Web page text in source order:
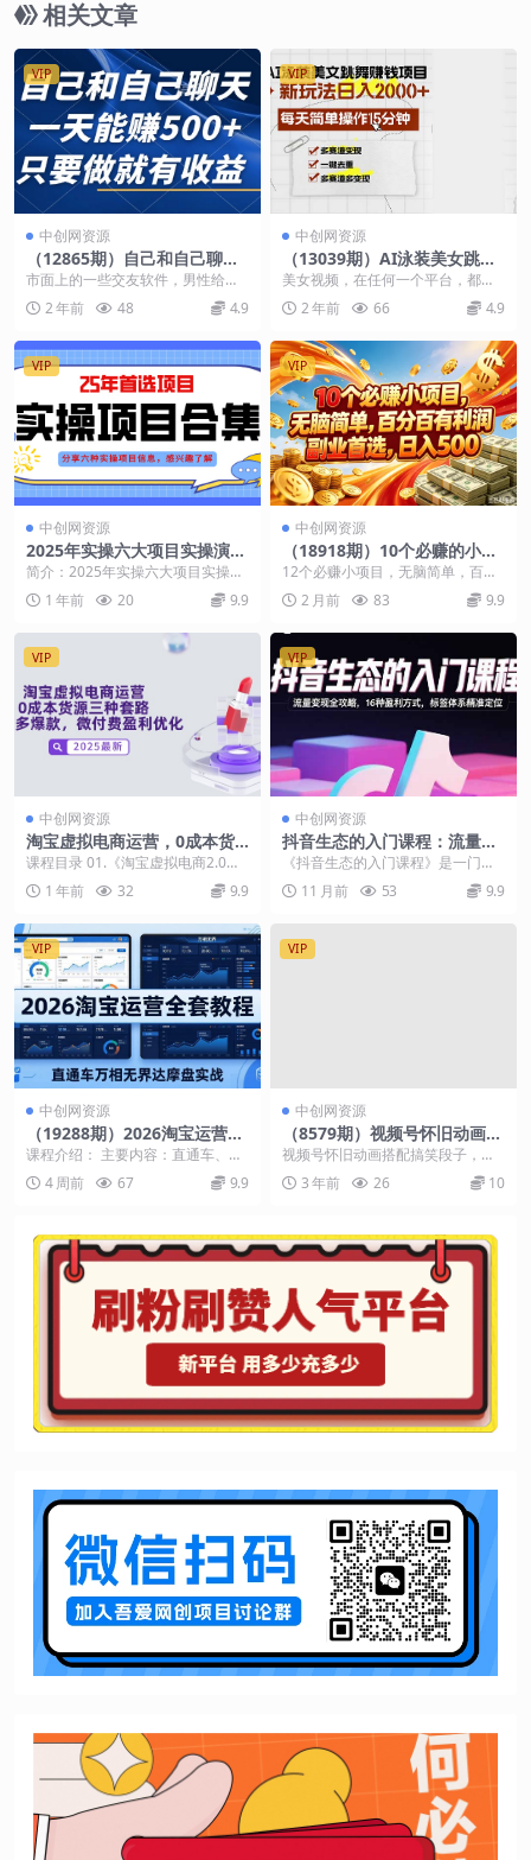
相关文章
VIP
中创网资源
（12865期）自己和自己聊
天，一天能赚500+，只要做就
有收益，不可错过的风口项
目！
市面上的一些交友软件，男性给女
性发消息是需要钱，一条消息几毛
到几块钱都有。这类软...
2 年前 48 4.9
VIP
中创网资源
（13039期）AI泳装美女跳舞
赚钱项目，新玩法，每天简单
操作15分钟，多赛道变现，
月…
美女视频，在任何一个平台，都是
非常受欢迎的。可以说，美女就代
表着流量密码。随着A...
2 年前 66 4.9
VIP
中创网资源
2025年实操六大项目实操演
练，挂机类型，AI直播类型，
简介：2025年实操六大项目实操演
练，挂机联系，AI直播类型，轻资
产创业类型，课...
1 年前 20 9.9
VIP
中创网资源
（18918期）10个必赚的小项
目，百分百赚元子，无脑简
12个必赚小项目，无脑简单，百分
百有利润，副业首选，日入600+ 超
级简单 给大...
2 月前 83 9.9
VIP
中创网资源
淘宝虚拟电商运营，0成本货
源三种套路，单店多爆款，微
付费盈利优化
课程目录 01.《淘宝虚拟电商2.0》
虚拟电商的巨大潜力和爆发力 02.
《淘宝虚...
1 年前 32 9.9
VIP
中创网资源
抖音生态的入门课程：流量变
现全攻略，16种盈利方式，标
签体系精准定位
《抖音生态的入门课程》是一门系
统解析抖音生态的入门课程，涵盖
从算法机制到商业变现...
11 月前 53 9.9
VIP
中创网资源
（19288期）2026淘宝运营全
套教程(更新7月)，直通车万相
无界达摩盘实战，从基础到进
阶提升流量转化
课程介绍： 主要内容：直通车、引
力魔方、赛马测款、达摩盘人群推
广等多个核心内容。...
4 周前 67 9.9
VIP
中创网资源
（8579期）视频号怀旧动画搭
配搞笑段子，只要会剪辑轻松
日入400+，教程+素材
视频号怀旧动画搭配搞笑段子，只
要会剪辑轻松日入400+，蓝海项目
做的人少-教程+...
3 年前 26 10